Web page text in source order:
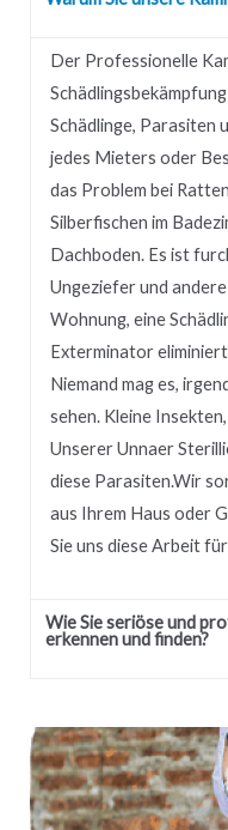
Der Professionelle
Schädlinge, Parasiten
jedes Mieters oder
das Problem bei
Silberfischen im
Dachboden. Es ist
Ungeziefer und
Wohnung, eine
Exterminator
Niemand mag es,
sehen. Kleine
UnsererUnnaer
diese Parasiten.Wir
aus Ihrem Haus oder
Sie uns diese Arbeit
Wie Sie seriöse und
erkennen und finden?